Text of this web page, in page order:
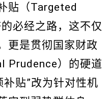
贴（Targeted
必经之路，这不仅
更是贯彻国家财政
Prudence）的硬道
贴”改为针对性机